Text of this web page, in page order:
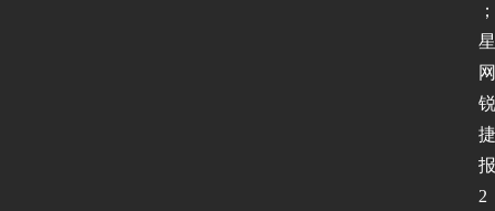
；
星
网
锐
捷
报
2